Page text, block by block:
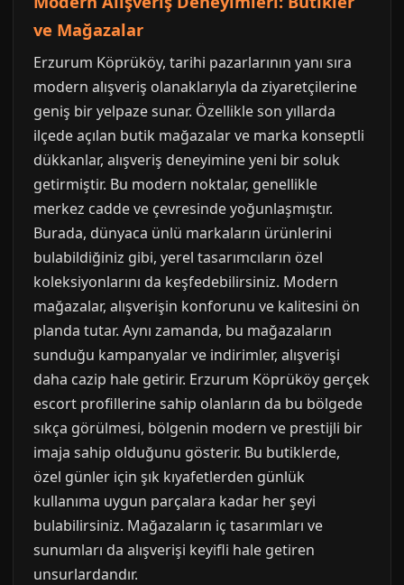
ve Mağazalar
Erzurum Köprüköy, tarihi pazarlarının yanı sıra
modern alışveriş olanaklarıyla da ziyaretçilerine
geniş bir yelpaze sunar. Özellikle son yıllarda
ilçede açılan butik mağazalar ve marka konseptli
dükkanlar, alışveriş deneyimine yeni bir soluk
getirmiştir. Bu modern noktalar, genellikle
merkez cadde ve çevresinde yoğunlaşmıştır.
Burada, dünyaca ünlü markaların ürünlerini
bulabildiğiniz gibi, yerel tasarımcıların özel
koleksiyonlarını da keşfedebilirsiniz. Modern
mağazalar, alışverişin konforunu ve kalitesini ön
planda tutar. Aynı zamanda, bu mağazaların
sunduğu kampanyalar ve indirimler, alışverişi
daha cazip hale getirir. Erzurum Köprüköy gerçek
escort profillerine sahip olanların da bu bölgede
sıkça görülmesi, bölgenin modern ve prestijli bir
imaja sahip olduğunu gösterir. Bu butiklerde,
özel günler için şık kıyafetlerden günlük
kullanıma uygun parçalara kadar her şeyi
bulabilirsiniz. Mağazaların iç tasarımları ve
sunumları da alışverişi keyifli hale getiren
unsurlardandır.